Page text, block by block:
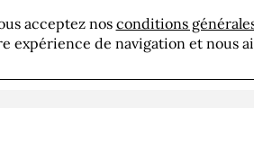
acceptez nos conditions
expérience de navigation et nous
Présentation Savoir-faire